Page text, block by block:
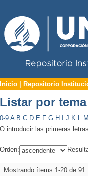
Listar por tema
Inicio | Repositorio
Listar por tema
0-9 A B C D E F G H J K L M
O introducir las primeras
Orden:
Mostrando ítems 1-20 de 91